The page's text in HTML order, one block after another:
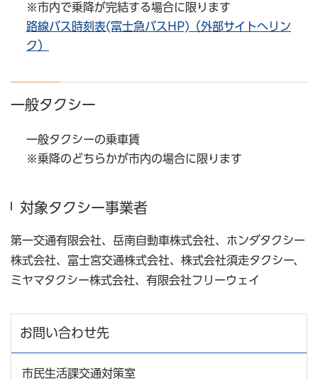
※市内で乗降が完結する場合に限ります
路線バス時刻表(富士急バスHP)（外部サイトへリン
ク）
一般タクシー
一般タクシーの乗車賃
※乗降のどちらかが市内の場合に限ります
対象タクシー事業者
第一交通有限会社、岳南自動車株式会社、ホンダタクシー
株式会社、富士宮交通株式会社、株式会社須走タクシー、
ミヤマタクシー株式会社、有限会社フリーウェイ
お問い合わせ先
市民生活課交通対策室